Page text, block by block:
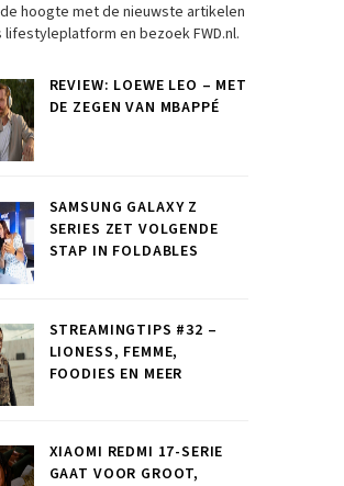
hoogte met de nieuwste artikelen
lifestyleplatform en bezoek FWD.nl.
REVIEW: LOEWE LEO – MET
DE ZEGEN VAN MBAPPÉ
SAMSUNG GALAXY Z
SERIES ZET VOLGENDE
STAP IN FOLDABLES
STREAMINGTIPS #32 –
LIONESS, FEMME,
FOODIES EN MEER
XIAOMI REDMI 17-SERIE
GAAT VOOR GROOT,